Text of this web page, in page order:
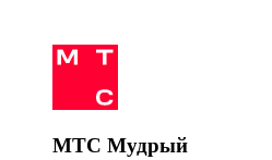
МТС Мудрый